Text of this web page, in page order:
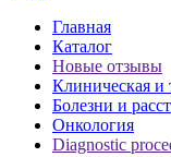
Главная
Каталог
Новые отзывы
Клиническая и
Болезни и
Онкология
Diagnostic